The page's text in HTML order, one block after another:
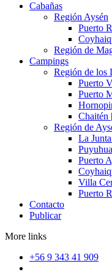
Cabañas
Región Aysén
Puerto
Región de
Campings
Región de los
Puerto
Puerto
Chaitén
Región de
La
Puerto
Villa
Puerto
Contacto
Publicar
More links
+56 9 343 41 909